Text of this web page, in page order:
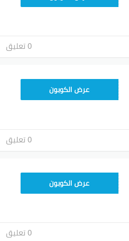
0 تعليق
TEM34عرض الكوبون
0 تعليق
TEM34عرض الكوبون
0 تعليق